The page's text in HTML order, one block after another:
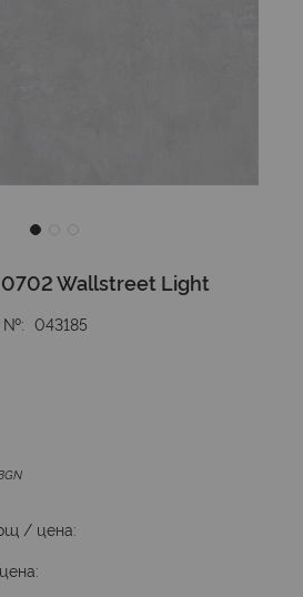
0702 Wallstreet Light
№ 043185
/ цена: